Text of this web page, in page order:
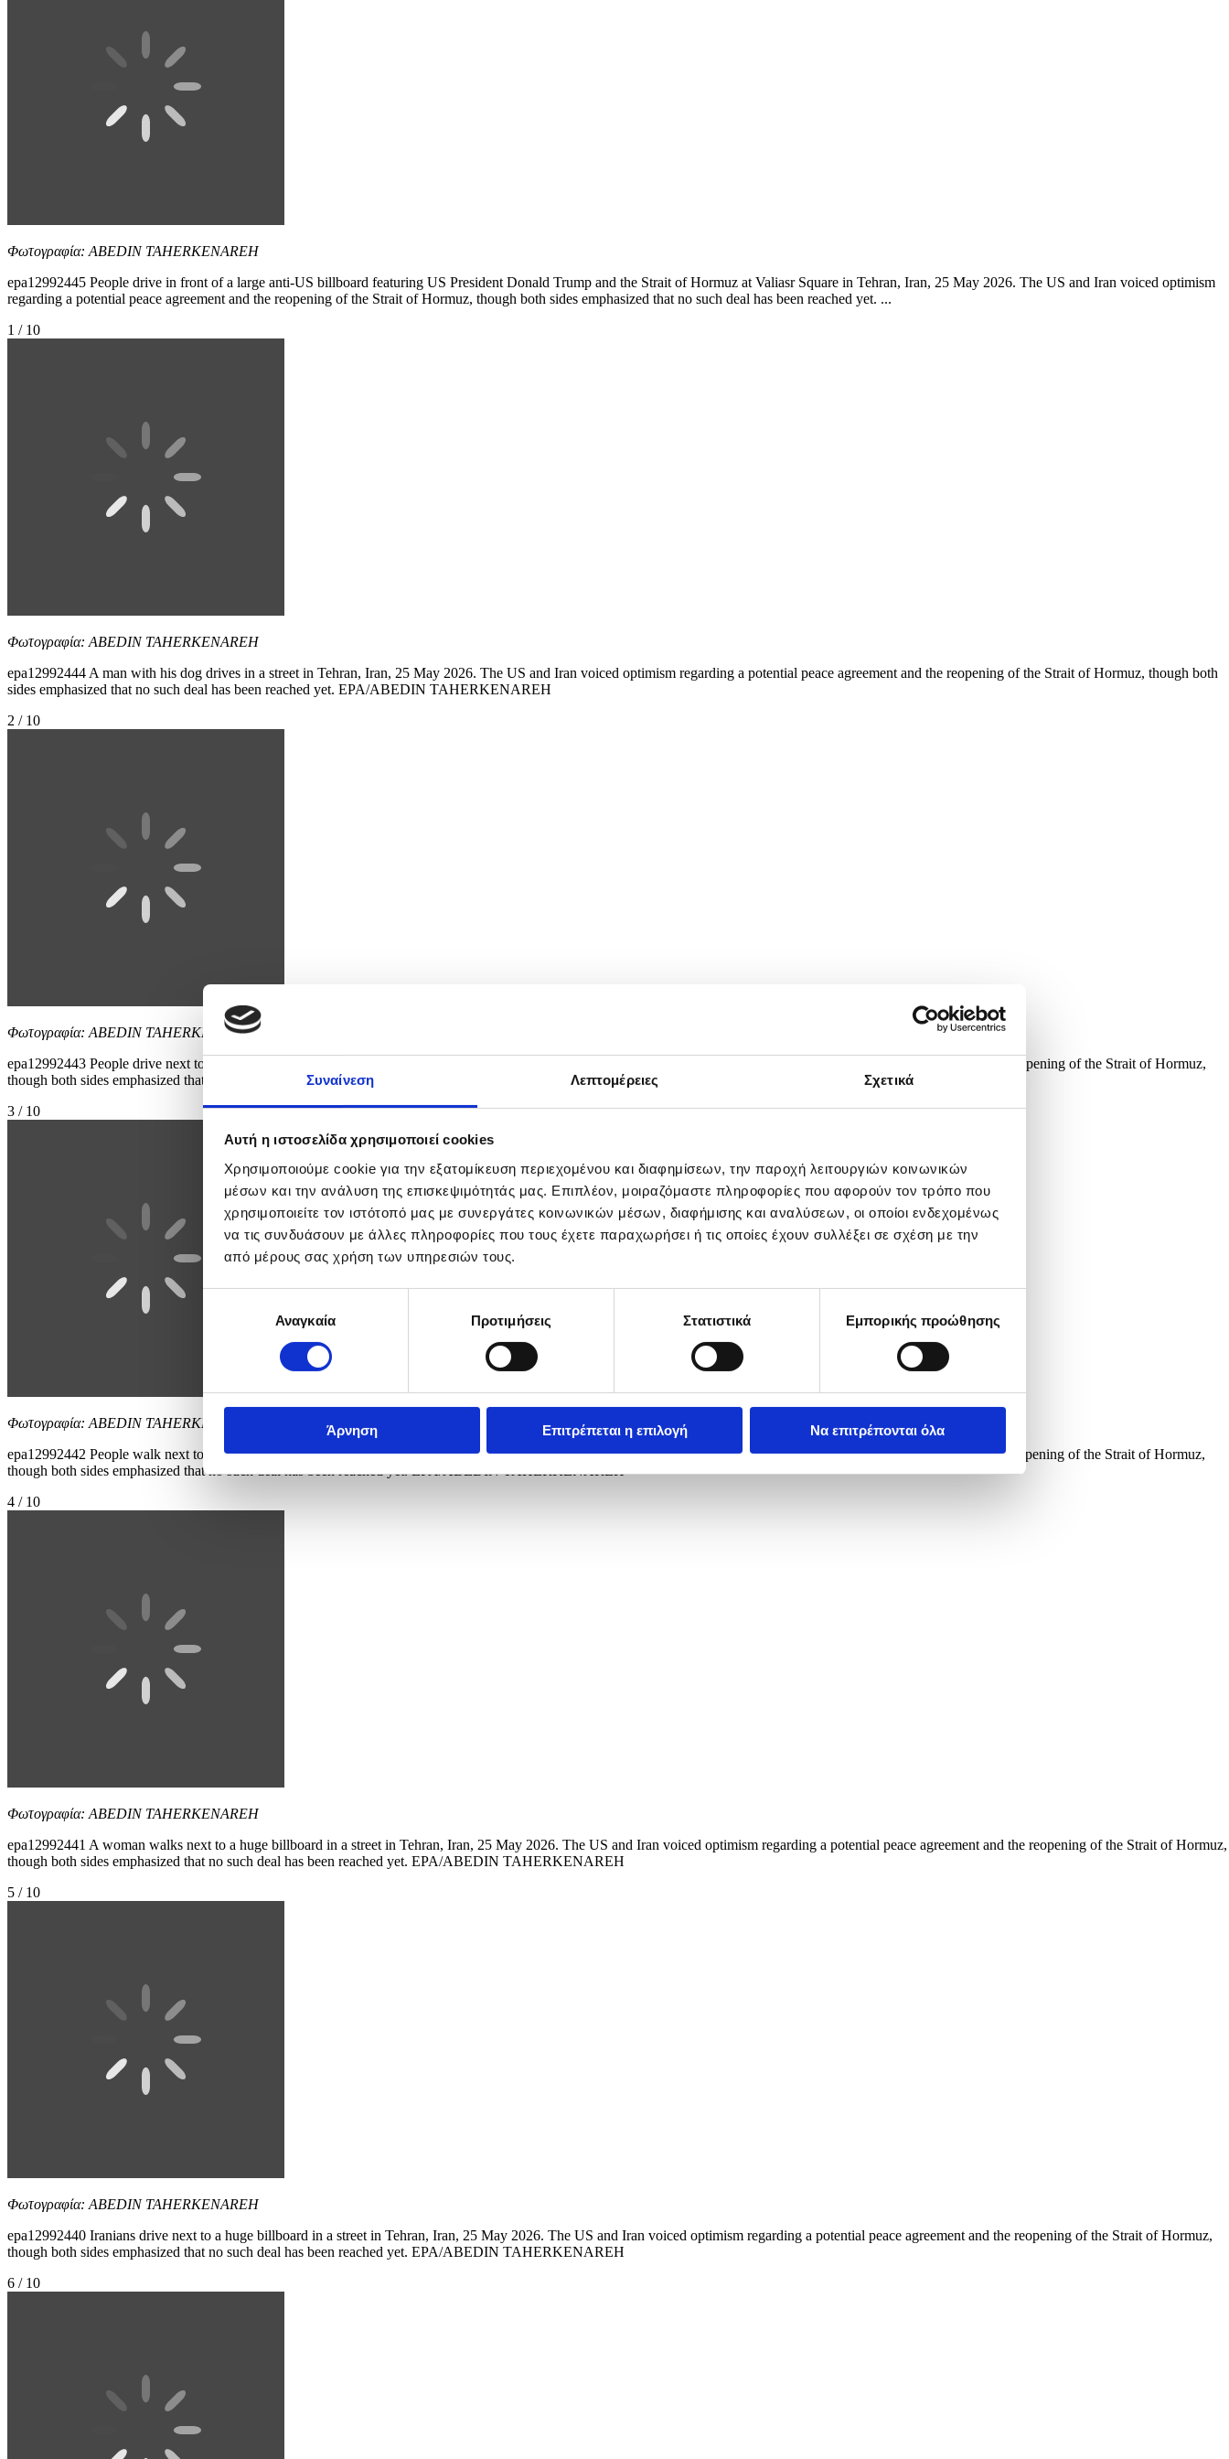
Συναίνεση Λεπτομέρειες Σχετικά
Αυτή η ιστοσελίδα χρησιμοποιεί cookies
Χρησιμοποιούμε cookie για την εξατομίκευση περιεχομένου και διαφημίσεων, την παροχή λειτουργιών κοινωνικών
μέσων και την ανάλυση της επισκεψιμότητάς μας. Επιπλέον, μοιραζόμαστε πληροφορίες που αφορούν τον τρόπο που
χρησιμοποιείτε τον ιστότοπό μας με συνεργάτες κοινωνικών μέσων, διαφήμισης και αναλύσεων, οι οποίοι ενδεχομένως
να τις συνδυάσουν με άλλες πληροφορίες που τους έχετε παραχωρήσει ή τις οποίες έχουν συλλέξει σε σχέση με την
από μέρους σας χρήση των υπηρεσιών τους.
συγκατάθεσηςΑναγκαία Προτιμήσεις Στατιστικά Εμπορικής προώθησης
Άρνηση Επιτρέπεται η επιλογή Να επιτρέπονται όλα
Φωτογραφία: ABEDIN TAHERKENAREH
epa12992445 People drive in front of a large anti-US billboard featuring US President Donald Trump and the Strait of Hormuz at Valiasr Square in Tehran, Iran, 25 May 2026. The US and Iran voiced optimism
regarding a potential peace agreement and the reopening of the Strait of Hormuz, though both sides emphasized that no such deal has been reached yet. ...
1 / 10
Φωτογραφία: ABEDIN TAHERKENAREH
epa12992444 A man with his dog drives in a street in Tehran, Iran, 25 May 2026. The US and Iran voiced optimism regarding a potential peace agreement and the reopening of the Strait of Hormuz, though both
sides emphasized that no such deal has been reached yet. EPA/ABEDIN TAHERKENAREH
2 / 10
Φωτογραφία: ABEDIN TAHERKENAREH
epa12992443 People drive next to a huge billboard in a street in Tehran, Iran, 25 May 2026. The US and Iran voiced optimism regarding a potential peace agreement and the reopening of the Strait of Hormuz,
though both sides emphasized that no such deal has been reached yet. EPA/ABEDIN TAHERKENAREH
3 / 10
Φωτογραφία: ABEDIN TAHERKENAREH
epa12992442 People walk next to a huge billboard in a street in Tehran, Iran, 25 May 2026. The US and Iran voiced optimism regarding a potential peace agreement and the reopening of the Strait of Hormuz,
though both sides emphasized that no such deal has been reached yet. EPA/ABEDIN TAHERKENAREH
4 / 10
Φωτογραφία: ABEDIN TAHERKENAREH
epa12992441 A woman walks next to a huge billboard in a street in Tehran, Iran, 25 May 2026. The US and Iran voiced optimism regarding a potential peace agreement and the reopening of the Strait of Hormuz,
though both sides emphasized that no such deal has been reached yet. EPA/ABEDIN TAHERKENAREH
5 / 10
Φωτογραφία: ABEDIN TAHERKENAREH
epa12992440 Iranians drive next to a huge billboard in a street in Tehran, Iran, 25 May 2026. The US and Iran voiced optimism regarding a potential peace agreement and the reopening of the Strait of Hormuz,
though both sides emphasized that no such deal has been reached yet. EPA/ABEDIN TAHERKENAREH
6 / 10